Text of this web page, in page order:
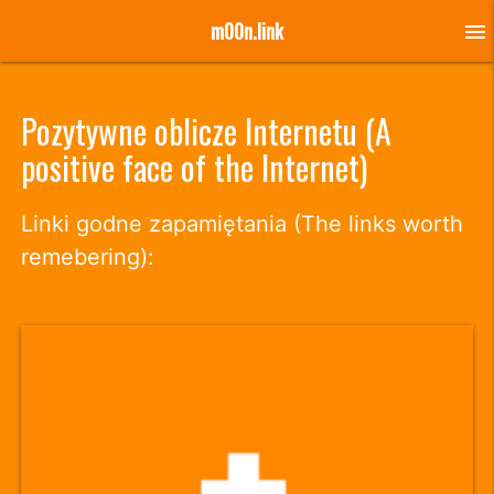
m00n.link menu
Pozytywne oblicze Internetu (A
positive face of the Internet)
Linki godne zapamiętania (The links worth
remebering):